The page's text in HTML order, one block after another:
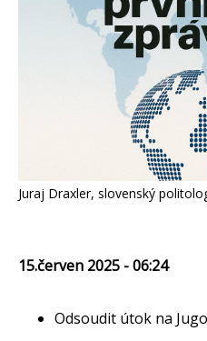
Juraj Draxler, slovenský
15.červen 2025 - 06:24
Odsoudit útok na